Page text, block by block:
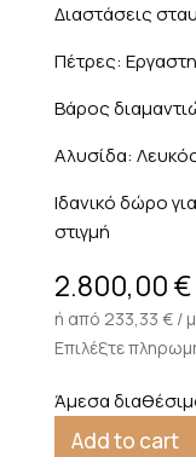
Διαστάσεις
Πέτρες:
Βάρος
Αλυσίδα:
Ιδανικό δώρο
στιγμή
2.800,00€
ή από 233,33 € /
Επιλέξτε
Άμεσα
Add to cart